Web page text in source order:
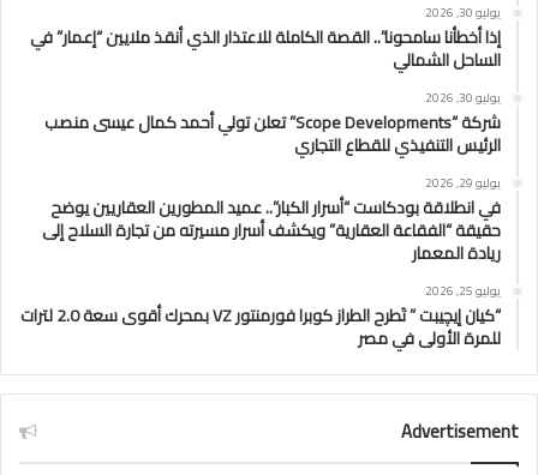
يوليو 30, 2026
إذا أخطأنا سامحونا”.. القصة الكاملة للاعتذار الذي أنقذ ملايين “إعمار” في
الساحل الشمالي
يوليو 30, 2026
شركة “Scope Developments” تعلن تولي أحمد كمال عيسى منصب
الرئيس التنفيذي للقطاع التجاري
يوليو 29, 2026
في انطلاقة بودكاست “أسرار الكبار”.. عميد المطورين العقاريين يوضح
حقيقة “الفقاعة العقارية” ويكشف أسرار مسيرته من تجارة السلاح إلى
ريادة المعمار
يوليو 25, 2026
“كيان إيچيبت ” تَطرح الطراز كوبرا فورمنتور VZ بمحرك أقوى سعة 2.0 لترات
للمرة الأولى في مصر
Advertisement